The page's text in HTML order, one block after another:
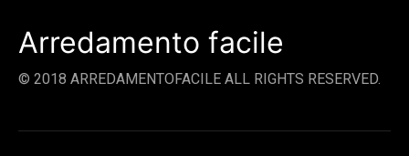
Arredamento facile
© 2018 ARREDAMENTOFACILE ALL RIGHTS RESERVED.